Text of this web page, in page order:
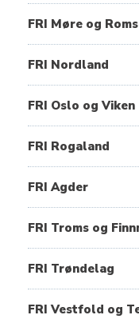
FRI Møre og
FRI Nordland
FRI Oslo og Viken
FRI Rogaland
FRI Agder
FRI Troms og
FRI Trøndelag
FRI Vestfold og